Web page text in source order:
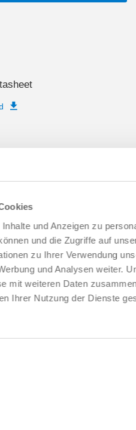
und Anzeigen zu
und die Zugriffe auf
zu Ihrer Verwendung
und Analysen weiter.
mit weiteren Daten
Ihrer Nutzung der Dienste
boms
and operating